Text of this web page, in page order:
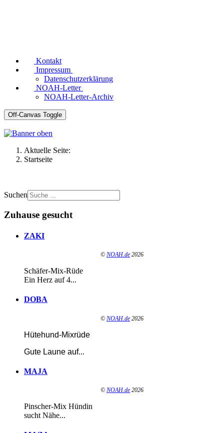
Kontakt
Impressum
Datenschutzerklärung
NOAH-Letter
NOAH-Letter-Archiv
Off-Canvas Toggle
Aktuelle Seite:
Startseite
Suchen
Zuhause gesucht
ZAKI
© NOAH.de 2026
Schäfer-Mix-Rüde
Ein Herz auf 4...
DOBA
© NOAH.de 2026
Hütehund-Mixrüde
Gute Laune auf...
MAJA
© NOAH.de 2026
Pinscher-Mix Hündin
sucht Nähe...